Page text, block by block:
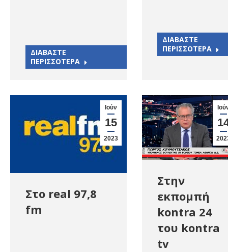
ΔΙΑΒΑΣΤΕ
ΠΕΡΙΣΣΟΤΕΡΑ
ΔΙΑΒΑΣΤΕ
ΠΕΡΙΣΣΟΤΕΡΑ
Ιούν
15
2023
Στο real 97,8
fm
Στην
εκπομπή
kontra 24
του kontra
tv